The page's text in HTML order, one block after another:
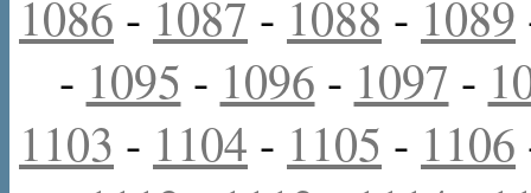
1086 - 1087 - 1088 - 1089
- 1095 - 1096 - 1097 -
1103 - 1104 - 1105 - 1106